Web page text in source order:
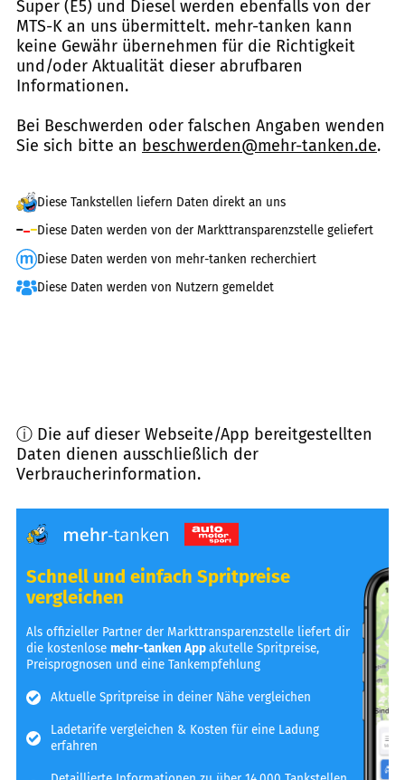
Super (E5) und Diesel werden ebenfalls von der
MTS-K an uns übermittelt. mehr-tanken kann
keine Gewähr übernehmen für die Richtigkeit
und/oder Aktualität dieser abrufbaren
Informationen.
Bei Beschwerden oder falschen Angaben wenden
Sie sich bitte an beschwerden@mehr-tanken.de.
Diese Tankstellen liefern Daten direkt an uns
Diese Daten werden von der Markttransparenzstelle geliefert
Diese Daten werden von mehr-tanken recherchiert
Diese Daten werden von Nutzern gemeldet
ⓘ Die auf dieser Webseite/App bereitgestellten
Daten dienen ausschließlich der
Verbraucherinformation.
Schnell und einfach Spritpreise
vergleichen
Als offizieller Partner der Markttransparenzstelle liefert dir
die kostenlosemehr-tanken Appakutelle Spritpreise,
Preisprognosen und eine Tankempfehlung
Aktuelle Spritpreise in deiner Nähe vergleichen
Ladetarife vergleichen & Kosten für eine Ladung
erfahren